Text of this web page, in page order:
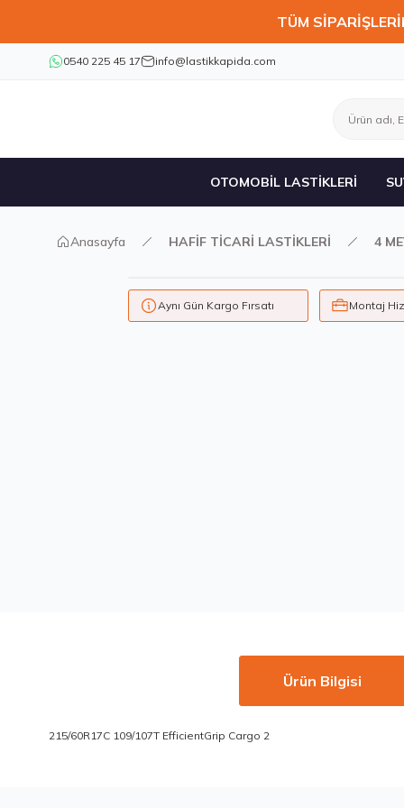
TÜM
0540 225 45 17 info@lastikkapida.com
OTOMOBİL LASTİKLERİ
Anasayfa HAFİF TİCARİ LASTİKLERİ 4
Aynı Gün Kargo Fırsatı Montaj
Ürün Bilgisi
215/60R17C 109/107T EfficientGrip Cargo 2